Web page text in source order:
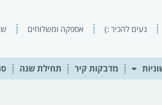
נעים להכיר :) אספקה ומשלוחים
מדבקות קיר תחילת שנה